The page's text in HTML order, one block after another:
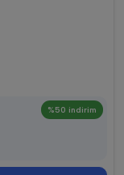
%50 indirim